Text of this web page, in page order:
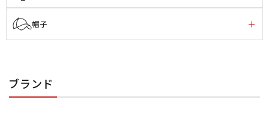
帽子
ブランド